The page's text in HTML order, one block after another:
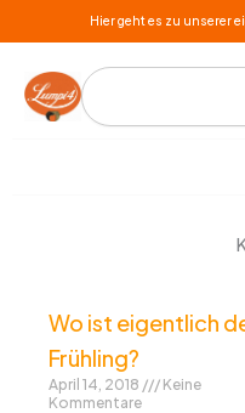
Inhalt
springen
Hier geht es zu unserer
Search
Wo ist eigentlich
Frühling?
April 14, 2018
Keine
Kommentare